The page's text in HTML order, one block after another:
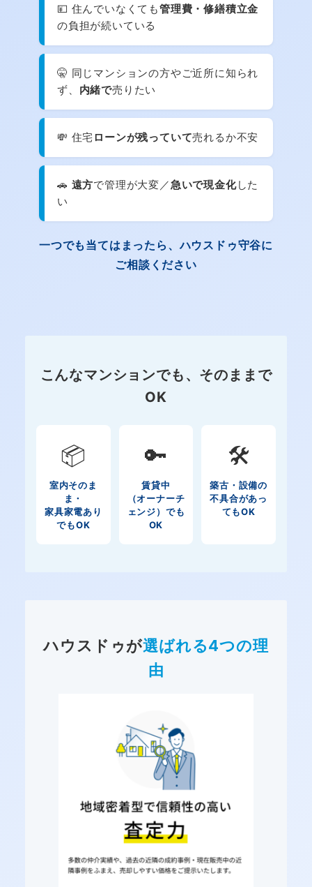
💴 住んでいなくても管理費・修繕積立金
の負担が続いている
🤫 同じマンションの方やご近所に知られ
ず、 内緒で売りたい
💸 住宅ローンが残っていて売れるか不安
🚗 遠方で管理が大変／急いで現金化した
い
一つでも当てはまったら、ハウスドゥ守谷に
ご相談ください
こんなマンションでも、そのままで
OK
📦
室内そのま
ま・
家具家電あり
でもOK
🔑
賃貸中
（オーナーチ
ェンジ）でも
OK
🛠️
築古・設備の
不具合があっ
てもOK
ハウスドゥが選ばれる4つの理
由